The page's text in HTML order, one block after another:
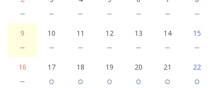
－ － － － － － －
9
－
10
－
11
－
12
－
13
－
14
－
15
－
16
－
17
○
18
○
19
○
20
○
21
○
22
○